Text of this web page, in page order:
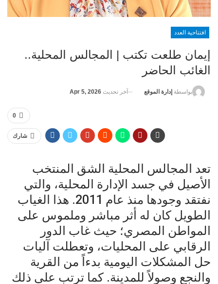
افتتاحية العدد
إيمان طلعت تكتب | المجالس المحلية..
الغائب الحاضر
بواسطة إدارة الموقع آخر تحديث Apr 5, 2026
0
شارك
تعد المجالس المحلية الشق المنتخب
الأصيل في جسد الإدارة المحلية، والتي
نفتقد وجودها منذ عام 2011. هذا الغياب
الطويل كان له أثر مباشر وملموس على
المواطن المصري؛ حيث غاب الدور
الرقابي على المحليات، وتعطلت آليات
حل المشكلات اليومية بدءاً من القرية
والنجع وصولاً للمدينة. كما ترتب على ذلك